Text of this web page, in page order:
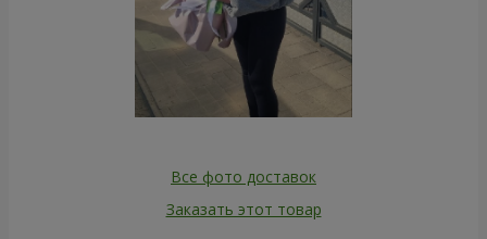
Все фото доставок
Заказать этот товар